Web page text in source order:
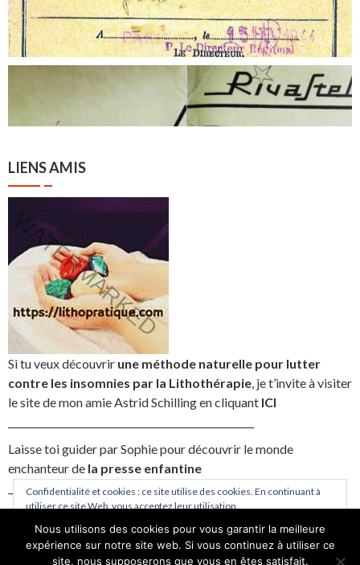
LIENS AMIS
Si tu veux découvrir une méthode naturelle pour lutter
contre les insomnies par la Lithothérapie, je t’invite à visiter
le site de mon amie Astrid Schilling en cliquant ICI
Laisse toi guider par Sophie pour découvrir le monde
enchanteur de la presse enfantine
___________________________________________________
Nous utilisons des cookies pour vous garantir la meilleure
expérience sur notre site web. Si vous continuez à utiliser ce
site, nous supposerons que vous en êtes satisfait.
Confidentialité et cookies : ce site utilise des cookies. En continuant à
utiliser ce site Web, vous acceptez leur utilisation.
Pour en savoir plus, notamment sur la façon de contrôler les cookies,
consultez :Politique relative aux cookies